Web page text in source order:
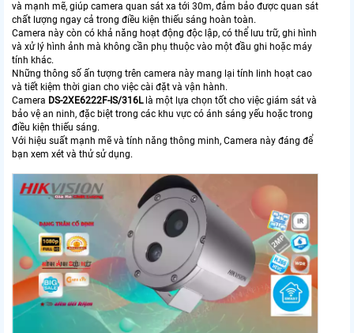
và mạnh mẽ, giúp camera quan sát xa tới 30m, đảm bảo được quan sát
chất lượng ngay cả trong điều kiện thiếu sáng hoàn toàn.
Camera này còn có khả năng hoạt động độc lập, có thể lưu trữ, ghi hình
và xử lý hình ảnh mà không cần phụ thuộc vào một đầu ghi hoặc máy
tính khác.
Những thông số ấn tượng trên camera này mang lại tính linh hoạt cao
và tiết kiệm thời gian cho việc cài đặt và vận hành.
Camera DS-2XE6222F-IS/316Llà một lựa chọn tốt cho việc giám sát và
bảo vệ an ninh, đặc biệt trong các khu vực có ánh sáng yếu hoặc trong
điều kiện thiếu sáng.
Với hiệu suất mạnh mẽ và tính năng thông minh, Camera này đáng để
bạn xem xét và thử sử dụng.